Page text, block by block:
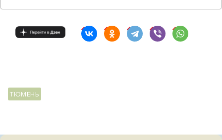
ТЮМЕНЬ